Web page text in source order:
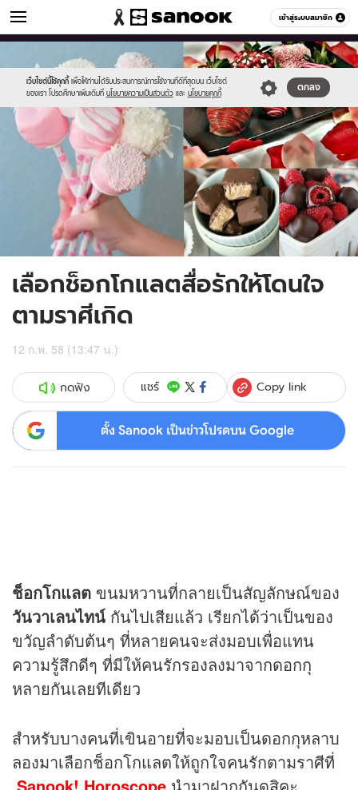
เข้าสู่ระบบสมาชิก
ดูดวง หมวดอื่นๆ
เว็บไซต์นี้ใช้คุกกี้ เพื่อให้ท่านได้รับประสบการณ์การใช้งานที่ดีที่สุดบน เว็บไซต์
ของเรา โปรดศึกษาเพิ่มเติมที่ นโยบายความเป็นส่วนตัว และ นโยบายคุกกี้
ตกลง
//s.isanook.com/sr/0/images/logo-
new-
sanook.png
//s.isanook.com/ho/0/ud/15/78141/vam.jpg
เลือกช็อกโกแลตสื่อรักให้โดนใจ
ตามราศีเกิด
12 ก.พ. 58 (13:47 น.)
กดฟัง แชร์ Copy link
ตั้ง Sanook เป็นข่าวโปรดบน Google
ช็อกโกแลต ขนมหวานที่กลายเป็นสัญลักษณ์ของ
วันวาเลนไทน์ กันไปเสียแล้ว เรียกได้ว่าเป็นของ
ขวัญลำดับต้นๆ ที่หลายคนจะส่งมอบเพื่อแทน
ความรู้สึกดีๆ ที่มีให้คนรักรองลงมาจากดอกกุ
หลายกันเลยทีเดียว
สำหรับบางคนที่เขินอายที่จะมอบเป็นดอกกุหลาบ
ลองมาเลือกช็อกโกแลตให้ถูกใจคนรักตามราศีที่